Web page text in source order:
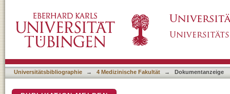
CoV-2
Universitätsbibliographie → 4 Medizinische Fakultät → Dokumentanzeige